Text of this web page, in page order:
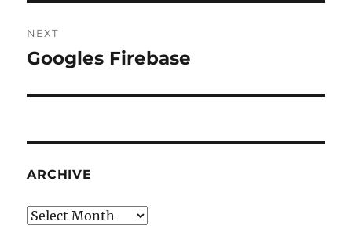
NEXT
Next
Googles Firebase
ARCHIVE
Archive